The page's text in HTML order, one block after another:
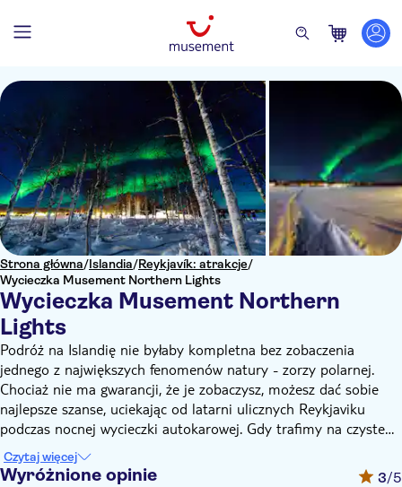
Strona główna/Islandia/Reykjavík: atrakcje/
Wycieczka Musement Northern Lights
Wycieczka Musement Northern
Lights
Podróż na Islandię nie byłaby kompletna bez zobaczenia
jednego z największych fenomenów natury - zorzy polarnej.
Chociaż nie ma gwarancji, że je zobaczysz, możesz dać sobie
najlepsze szanse, uciekając od latarni ulicznych Reykjaviku
podczas nocnej wycieczki autokarowej. Gdy trafimy na czyste i
rozgwieżdżone niebo, istnieje duża szansa na uchwycenie
świateł, gdy świecą nad nami.
Czytaj więcej
Wyróżnione opinie 3/5